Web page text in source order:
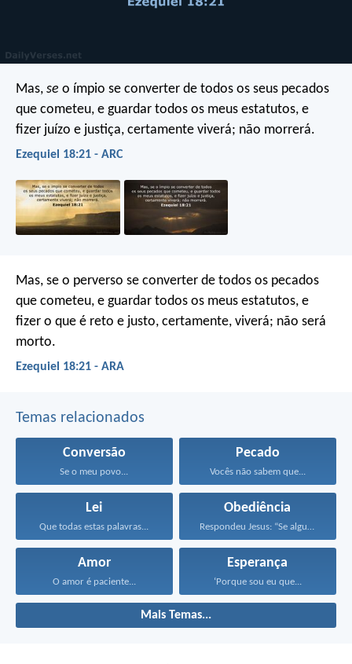
Mas, se o ímpio se converter de todos os seus pecados
que cometeu, e guardar todos os meus estatutos, e
fizer juízo e justiça, certamente viverá; não morrerá.
Ezequiel 18:21 - ARC
Mas, se o perverso se converter de todos os pecados
que cometeu, e guardar todos os meus estatutos, e
fizer o que é reto e justo, certamente, viverá; não será
morto.
Ezequiel 18:21 - ARA
Temas relacionados
Conversão
Se o meu povo...
Pecado
Vocês não sabem que...
Lei
Que todas estas palavras...
Obediência
Respondeu Jesus: “Se alguém...
Amor
O amor é paciente...
Esperança
‘Porque sou eu que...
Mais Temas...